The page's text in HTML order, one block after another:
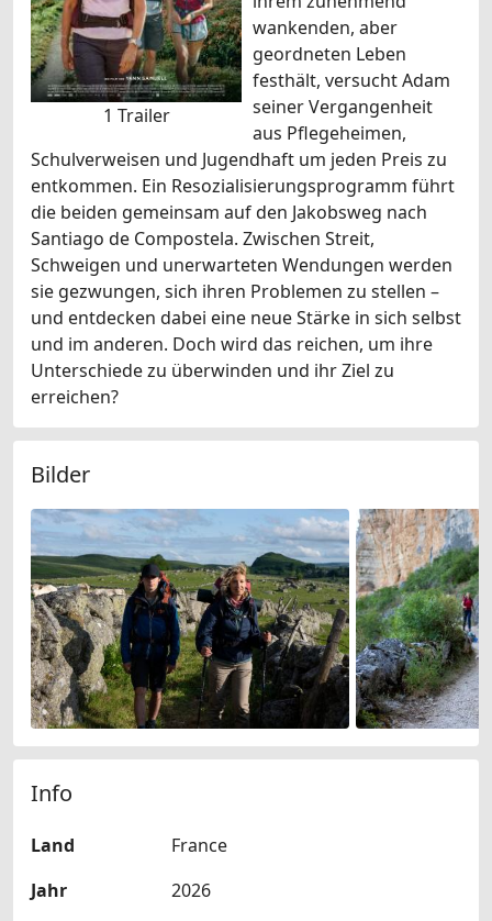
1 Trailer
wankenden, aber
geordneten Leben
festhält, versucht Adam
seiner Vergangenheit
aus Pflegeheimen,
Schulverweisen und Jugendhaft um jeden Preis zu
entkommen. Ein Resozialisierungsprogramm führt
die beiden gemeinsam auf den Jakobsweg nach
Santiago de Compostela. Zwischen Streit,
Schweigen und unerwarteten Wendungen werden
sie gezwungen, sich ihren Problemen zu stellen –
und entdecken dabei eine neue Stärke in sich selbst
und im anderen. Doch wird das reichen, um ihre
Unterschiede zu überwinden und ihr Ziel zu
erreichen?
Bilder
Info
Land
France
Jahr
2026